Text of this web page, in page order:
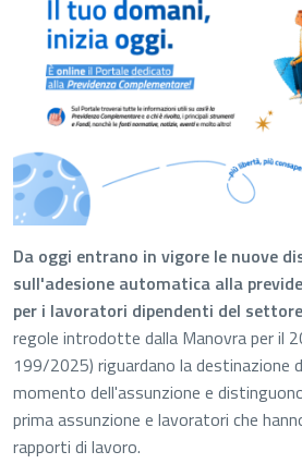
Da oggi entrano in vigore le nuove
sull'adesione automatica alla
per i lavoratori dipendenti del
regole introdotte dalla Manovra per il
199/2025) riguardano la destinazione
momento dell'assunzione e
prima assunzione e lavoratori che
rapporti di lavoro.